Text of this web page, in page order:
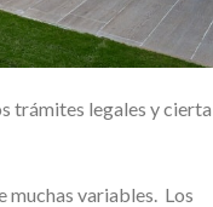
trámites legales y cierta
muchas variables. Los